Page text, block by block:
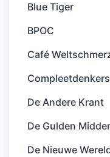
Blue Tiger
BPOC
Café
Compleetdenkers
De Andere Krant
De Gulden
De Nieuwe